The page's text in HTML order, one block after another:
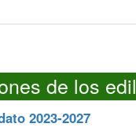
de los
2023-2027